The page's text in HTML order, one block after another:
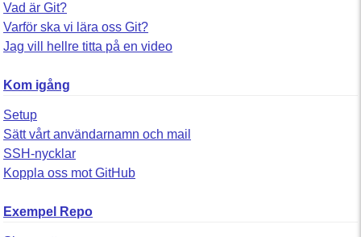
Vad är Git?
Varför ska vi lära oss Git?
Jag vill hellre titta på en video
Kom igång
Setup
Sätt vårt användarnamn och mail
SSH-nycklar
Koppla oss mot GitHub
Exempel Repo